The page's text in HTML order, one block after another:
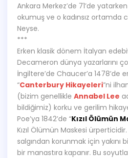
Ankara Merkez’de 71’de
okumuş ve o kadınsız ortamda
Neyse.
***
Erken klasik dönem İtalyan
Decameron dünya yazarlarını
İngiltere’de Chaucer’a 1478’de
“Canterbury Hikayeleri”ni
(bizim genellikle Annabel Lee
bildiğimiz) korku ve gerilim
Poe’ya 1842’de “Kızıl Ölümün
Kızıl Ölümün Maskesi
salgından korunmak için yakını
bir manastıra kapanır. Bu